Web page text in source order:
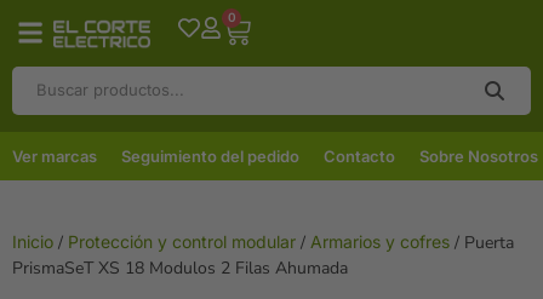
0
Ver marcas Seguimiento del pedido Contacto Sobre Nosotros
Inicio / Protección y control modular / Armarios y cofres / Puerta
PrismaSeT XS 18 Modulos 2 Filas Ahumada